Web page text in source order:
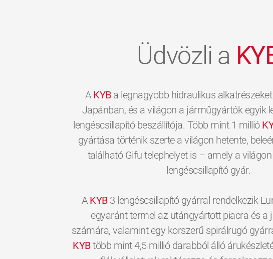
Üdvözli a
A KYBa legnagyobb hidraulikus
Japánban, és a világon a járműgyártók egyik
lengéscsillapító beszállítója. Több mint 1 millió
gyártása történik szerte a világon hetente,
található Gifu telephelyet is – amely a
lengéscsillapító gyár.
A KYB3 lengéscsillapító gyárral rendelkezik
egyaránt termel az utángyártott piacra és a
számára, valamint egy korszerű spirálrugó
KYBtöbb mint 4,5 millió darabból álló